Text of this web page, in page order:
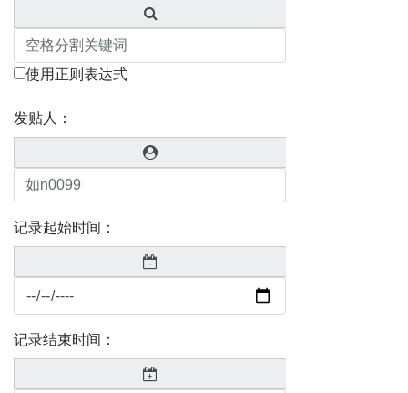
使用正则表达式
发贴人：
记录起始时间：
记录结束时间：